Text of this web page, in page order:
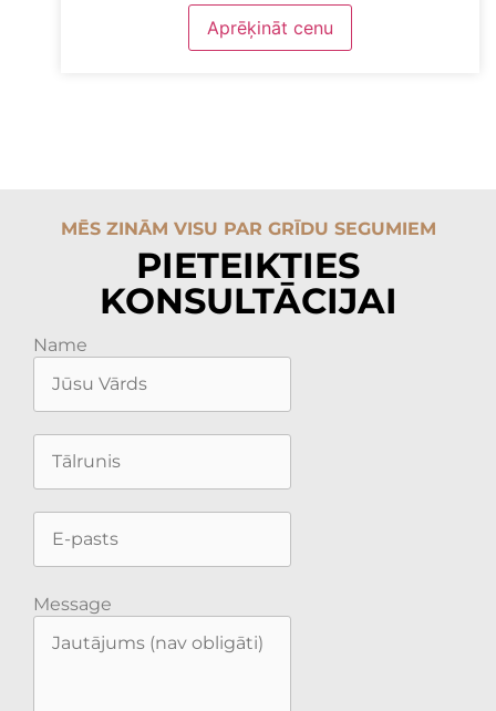
Aprēķināt cenu
MĒS ZINĀM VISU PAR GRĪDU SEGUMIEM
PIETEIKTIES
KONSULTĀCIJAI
Name
Message